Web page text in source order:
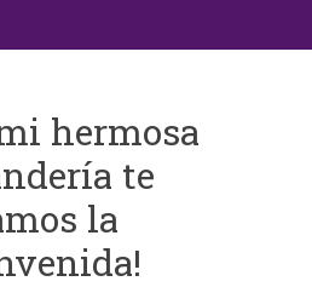
hermosa
te
la